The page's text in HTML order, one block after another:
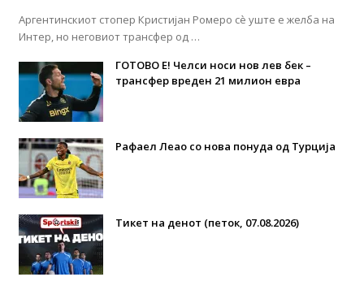
Аргентинскиот стопер Кристијан Ромеро сè уште е желба на
Интер, но неговиот трансфер од …
ГОТОВО Е! Челси носи нов лев бек –
трансфер вреден 21 милион евра
Рафаел Леао со нова понуда од Турција
Тикет на денот (петок, 07.08.2026)